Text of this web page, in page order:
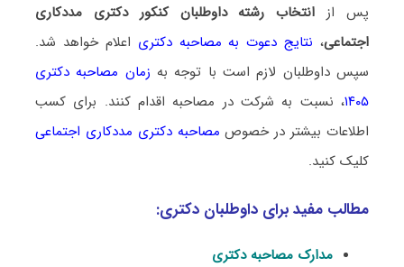
پس از انتخاب رشته داوطلبان کنکور دکتری مددکاری
اجتماعی، نتایج دعوت به مصاحبه دکتری اعلام خواهد شد.
سپس داوطلبان لازم است با توجه به زمان مصاحبه دکتری
۱۴۰۵، نسبت به شرکت در مصاحبه اقدام کنند. برای کسب
اطلاعات بیشتر در خصوص مصاحبه دکتری مددکاری اجتماعی
کلیک کنید.
مطالب مفید برای داوطلبان دکتری:
مدارک مصاحبه دکتری